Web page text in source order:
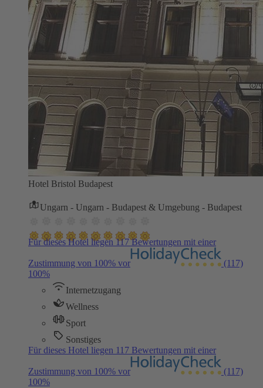
Hotel Bristol Budapest
Ungarn - Ungarn - Budapest & Umgebung - Budapest
Für dieses Hotel liegen 117 Bewertungen mit einer
Zustimmung von 100% vor
(117)
100%
Internetzugang
Wellness
Sport
Sonstiges
Für dieses Hotel liegen 117 Bewertungen mit einer
Zustimmung von 100% vor
(117)
100%